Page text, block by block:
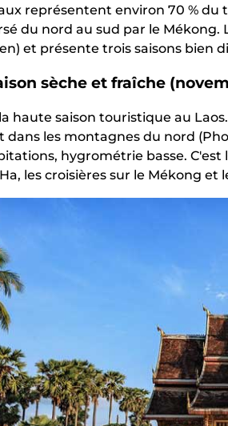
représentent environ 70 % du
du nord au sud par le Mékong.
et présente trois saisons bien
sèche et fraîche
haute saison touristique au
dans les montagnes du nord
hygrométrie basse.
les croisières sur le Mékong